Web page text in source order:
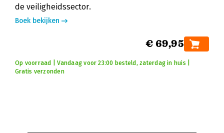
de veiligheidssector.
Boek bekijken
€ 69,95
Op voorraad | Vandaag voor 23:00 besteld, zaterdag in huis |
Gratis verzonden